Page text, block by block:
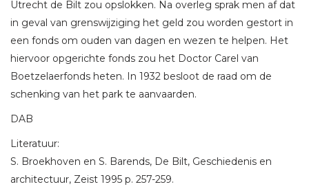
Utrecht de Bilt zou opslokken. Na overleg sprak men af dat
in geval van grenswijziging het geld zou worden gestort in
een fonds om ouden van dagen en wezen te helpen. Het
hiervoor opgerichte fonds zou het Doctor Carel van
Boetzelaerfonds heten. In 1932 besloot de raad om de
schenking van het park te aanvaarden.
DAB
Literatuur:
S. Broekhoven en S. Barends, De Bilt, Geschiedenis en
architectuur, Zeist 1995 p. 257-259.